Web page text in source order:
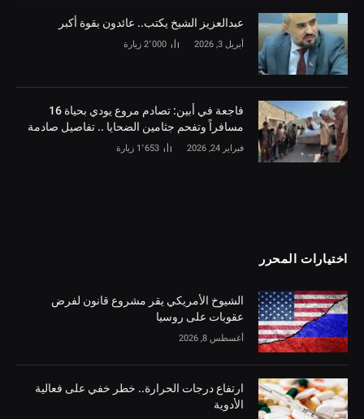
‏عبدالعزيز الشيخ يكتب.. عائدون بقوة أكبر
أبريل 3, 2026 2٬000 زيارة
فاجعة في أبين: تصادم مروع يودي بحياة 16
مسافراً وتفحم جثامين الضحايا .. تفاصيل صادمة
فبراير 24, 2026 1٬653 زيارة
اختيارات المحرر
الشيوخ الأمريكي يقر مشروع قانون لفرض
عقوبات على روسيا
أغسطس 8, 2026
ارتفاع درجات الحرارة.. خطر خفي على فعالية
الأدوية